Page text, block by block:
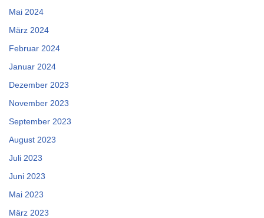
Mai 2024
März 2024
Februar 2024
Januar 2024
Dezember 2023
November 2023
September 2023
August 2023
Juli 2023
Juni 2023
Mai 2023
März 2023